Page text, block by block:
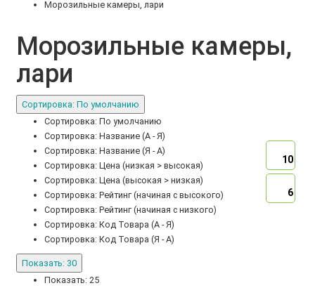
Морозильные камеры, лари
Морозильные камеры,
лари
Сортировка: По умолчанию
Сортировка: По умолчанию
Сортировка: Название (А - Я)
Сортировка: Название (Я - А)
Сортировка: Цена (низкая > высокая)
Сортировка: Цена (высокая > низкая)
Сортировка: Рейтинг (начиная с высокого)
Сортировка: Рейтинг (начиная с низкого)
Сортировка: Код Товара (А - Я)
Сортировка: Код Товара (Я - А)
Показать: 30
Показать: 25
10
6